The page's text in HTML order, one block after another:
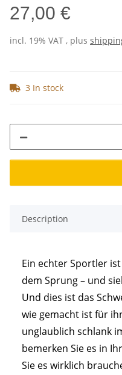
27,00 €
incl. 19% VAT , plus
3 In stock
Description
Ein echter Sportler
dem Sprung – und
Und dies ist das
wie gemacht ist für
unglaublich schlank
bemerken Sie es in
Sie es wirklich